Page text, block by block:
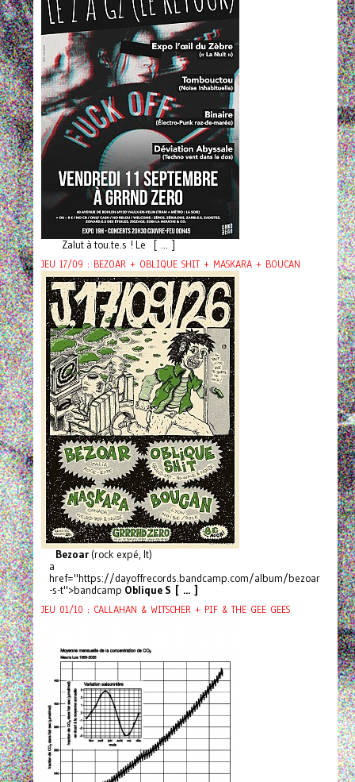
Zalut à tou.te.s ! Le [ ... ]
JEU 17/09 : BEZOAR + OBLIQUE SHIT + MASKARA + BOUCAN
Bezoar(rock expé, It)
a
href="https://dayoffrecords.bandcamp.com/album/bezoar
-s-t">bandcamp Oblique S [ ... ]
JEU 01/10 : CALLAHAN & WITSCHER + PIF & THE GEE GEES